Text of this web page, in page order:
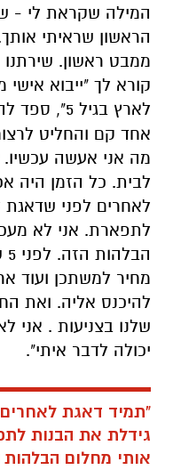
המילה שקראת לי -
הראשון שראיתי
ממבט ראשון.
קורא לך "ייבוא
לארץ בגיל 5", ספד לה
אחד קם והחליט
מה אני אעשה עכשיו.
לבית. כל הזמן היה
לאחרים לפני
לתפארת. אני לא
מחיר למשתכן ועוד
להיכנס אליה. ואת
שלנו בצניעות . אני
יכולה לדבר איתי".
"תמיד דאגת
גידלת את הבנות
אותי מחלום